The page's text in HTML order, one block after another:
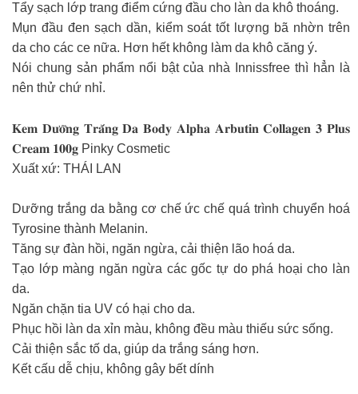
Tẩy sạch lớp trang điểm cứng đầu cho làn da khô thoáng.
Mụn đầu đen sạch dần, kiểm soát tốt lượng bã nhờn trên
da cho các ce nữa. Hơn hết không làm da khô căng ý.
Nói chung sản phẩm nổi bật của nhà Innissfree thì hẳn là
nên thử chứ nhỉ.
𝐊𝐞𝐦 𝐃𝐮̛𝐨̛̃𝐧𝐠 𝐓𝐫𝐚̆́𝐧𝐠 𝐃𝐚 𝐁𝐨𝐝𝐲 𝐀𝐥𝐩𝐡𝐚 𝐀𝐫𝐛𝐮𝐭𝐢𝐧 𝐂𝐨𝐥𝐥𝐚𝐠𝐞𝐧 𝟑 𝐏𝐥𝐮𝐬
𝐂𝐫𝐞𝐚𝐦 𝟏𝟎𝟎𝐠 Pinky Cosmetic
Xuất xứ: THÁI LAN
Dưỡng trắng da bằng cơ chế ức chế quá trình chuyển hoá
Tyrosine thành Melanin.
Tăng sự đàn hồi, ngăn ngừa, cải thiện lão hoá da.
Tạo lớp màng ngăn ngừa các gốc tự do phá hoại cho làn
da.
Ngăn chặn tia UV có hại cho da.
Phục hồi làn da xỉn màu, không đều màu thiếu sức sống.
Cải thiện sắc tố da, giúp da trắng sáng hơn.
Kết cấu dễ chịu, không gây bết dính